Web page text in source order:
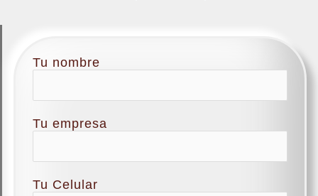
Tu nombre
Tu empresa
Tu Celular